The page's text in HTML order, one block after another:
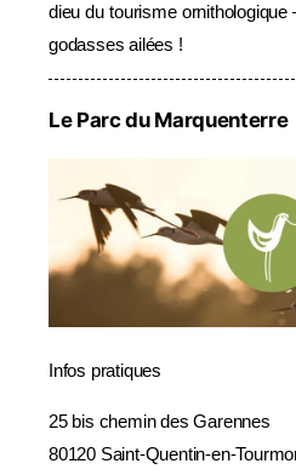
dieu du tourisme
godasses ailées !
Le Parc du Marquenterre
Infos pratiques
25 bis chemin des Garennes
80120 Saint-Quentin-en-